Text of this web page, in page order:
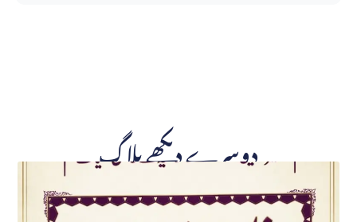
دوسرے دیکھے بلاگ